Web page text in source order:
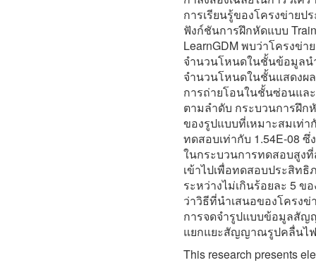
การเรียนรู้ของโครงข่าย
ฟังก์ชันการฝึกหัดแบบ
LearnGDM พบว่าโครงข่
จำนวนโหนดในชั้นข้อมูลน
จำนวนโหนดในชั้นแสดงผ
การถ่ายโอนในชั้นซ่อนแล
ตามลำดับ กระบวนการฝึก
ของรูปแบบที่เหมาะสมเท่า
ทดสอบเท่ากับ 1.54E-08
ในกระบวนการทดสอบสู
เข้าไปเพื่อทดสอบประสิท
ระหว่างไม่เกินร้อยละ 5 ข
ว่าวิธีที่นำเสนอของโครง
การจดจำรูปแบบข้อมูลสัญ
แยกแยะสัญญาณรูปคลื่นไ
This research presents